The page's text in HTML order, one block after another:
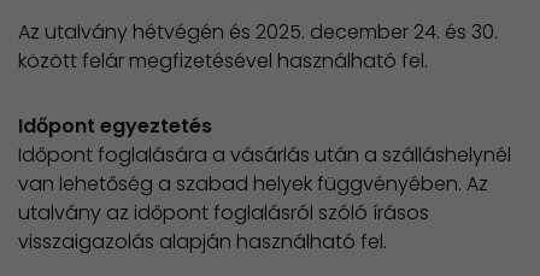
Az utalvány hétvégén és 2025. december 24. és 30.
között felár megfizetésével használható fel.
Időpont egyeztetés
Időpont foglalására a vásárlás után a szálláshelynél
van lehetőség a szabad helyek függvényében. Az
utalvány az időpont foglalásról szóló írásos
visszaigazolás alapján használható fel.